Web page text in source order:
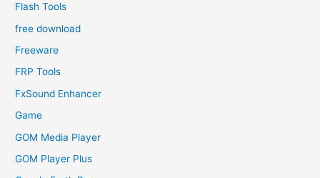
Flash Tools
free download
Freeware
FRP Tools
FxSound Enhancer
Game
GOM Media Player
GOM Player Plus